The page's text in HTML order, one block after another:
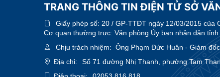
TRANG THÔNG TIN ĐIỆN TỬ SỞ
Giấy phép số: 20 / GP-TTĐT ngày 12/03/2015 của
Cơ quan thường trực: Văn phòng Ủy ban nhân dân
Chịu trách nhiệm: Ông Phạm Đức Huân - Giám
Địa chỉ:
Số 71 đường Nhị Thanh, phường Tam